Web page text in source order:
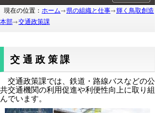
現在の位置： ホーム 県の組織と仕事
輝く鳥取創造
本部
交通政策課
交通政策課
交通政策課では、鉄道・路線バスなどの公
共交通機関の利用促進や利便性向上に取り組
んでいます。